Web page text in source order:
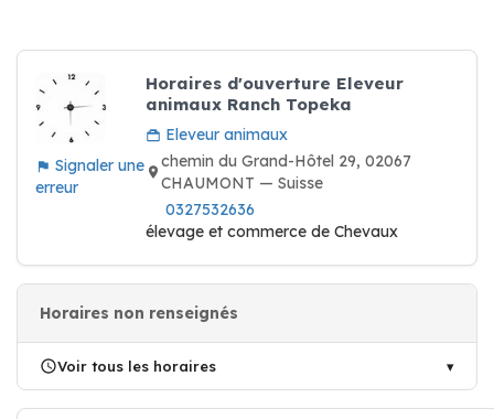
Signaler une
erreur
Horaires d'ouverture Eleveur
animaux Ranch Topeka
Eleveur animaux
chemin du Grand-Hôtel 29, 02067
CHAUMONT — Suisse
0327532636
élevage et commerce de Chevaux
Horaires non renseignés
Voir tous les horaires